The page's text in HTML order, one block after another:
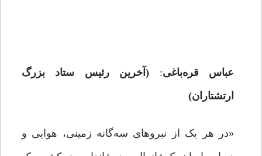
عباس قره‌باغی:
(آخرین رئیس ستاد بزرگ
‌ارتشتاران)
«در هر یک از نیروهای سه‌گانه زمینی، هوایی و